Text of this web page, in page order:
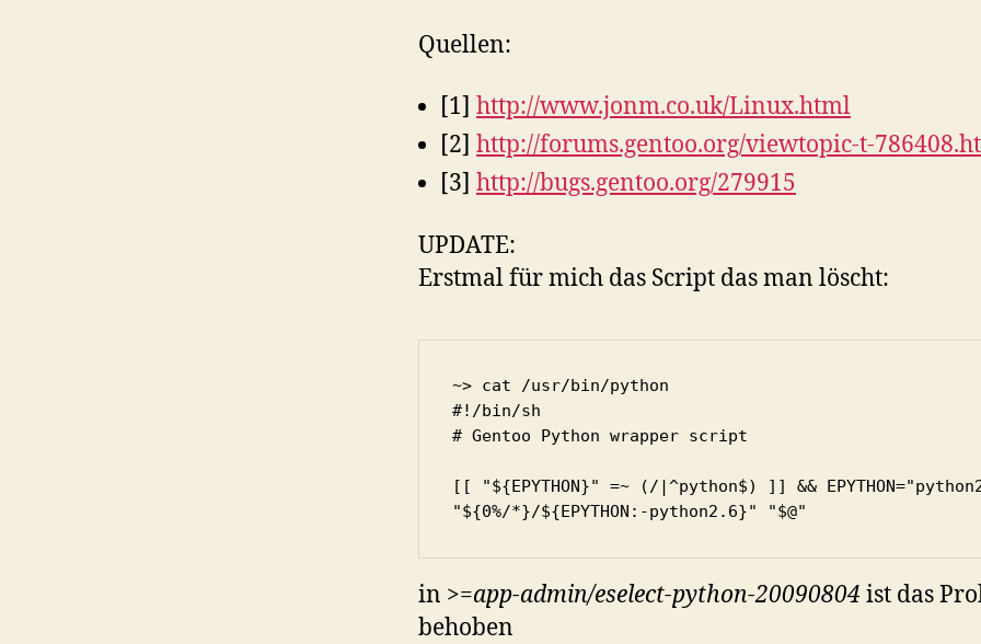
Quellen:
[1] http://www.jonm.co.uk/Linux.html
[2] http://forums.gentoo.org/viewtopic-t-
[3] http://bugs.gentoo.org/279915
UPDATE:
Erstmal für mich das Script das man löscht:
~> cat /usr/bin/python
#!/bin/sh
# Gentoo Python wrapper script
[[ "${EPYTHON}" =~ (/|^python$) ]] &&
"${0%/*}/${EPYTHON:-python2.6}" "$@"
in >=app-admin/eselect-python-20090804 ist das
behoben